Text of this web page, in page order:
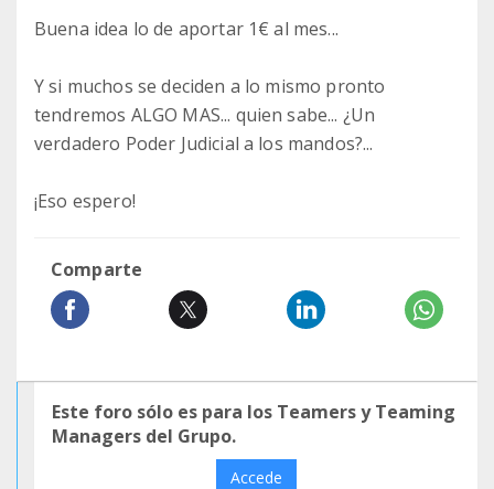
Buena idea lo de aportar 1€ al mes...
Y si muchos se deciden a lo mismo pronto
tendremos ALGO MAS... quien sabe... ¿Un
verdadero Poder Judicial a los mandos?...
¡Eso espero!
Comparte
Este foro sólo es para los Teamers y Teaming
Managers del Grupo.
Accede